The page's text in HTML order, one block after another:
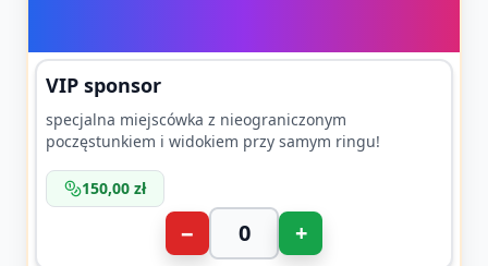
VIP sponsor
specjalna miejscówka z nieograniczonym
poczęstunkiem i widokiem przy samym ringu!
150,00 zł
− +